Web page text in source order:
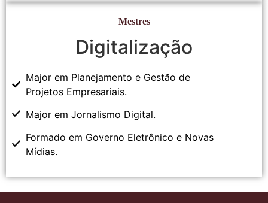
Mestres
Digitalização
Major em Planejamento e Gestão de
Projetos Empresariais.
Major em Jornalismo Digital.
Formado em Governo Eletrônico e Novas
Mídias.